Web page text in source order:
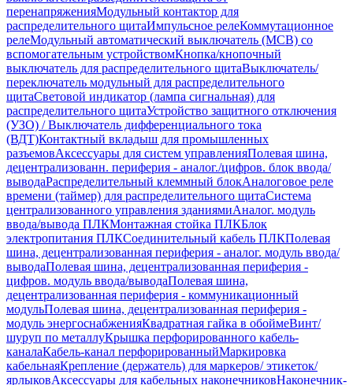
перенапряженияМодульный контактор для
распределительного щитаИмпульсное релеКоммутационное
релеМодульный автоматический выключатель (MCB) со
вспомогательным устройствомКнопка/кнопочный
выключатель для распределительного щитаВыключатель/
переключатель модульный для распределительного
щитаСветовой индикатор (лампа сигнальная) для
распределительного щитаУстройство защитного отключения
(УЗО) / Выключатель дифференциального тока
(ВДТ)Контактный вкладыш для промышленных
разъемовАксессуары для систем управленияПолевая шина,
децентрализованн. периферия - аналог./цифров. блок ввода/
выводаРаспределительный клеммный блокАналоговое реле
времени (таймер) для распределительного щитаСистема
централизованного управления зданиямиАналог. модуль
ввода/вывода ПЛКМонтажная стойка ПЛКБлок
электропитания ПЛКСоединительный кабель ПЛКПолевая
шина, децентрализованная периферия - аналог. модуль ввода/
выводаПолевая шина, децентрализованная периферия -
цифров. модуль ввода/выводаПолевая шина,
децентрализованная периферия - коммуникационный
модульПолевая шина, децентрализованная периферия -
модуль энергоснабженияКвадратная гайка в обоймеВинт/
шуруп по металлуКрышка перфорированного кабель-
каналаКабель-канал перфорированныйМаркировка
кабельнаяКрепление (держатель) для маркеров/ этикеток/
ярлыковАксессуары для кабельных наконечниковНаконечник-